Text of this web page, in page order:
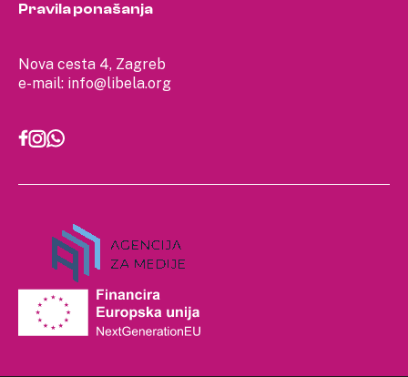
Nova cesta 4, Zagreb
e-mail: info@libela.org
Pravila ponašanja